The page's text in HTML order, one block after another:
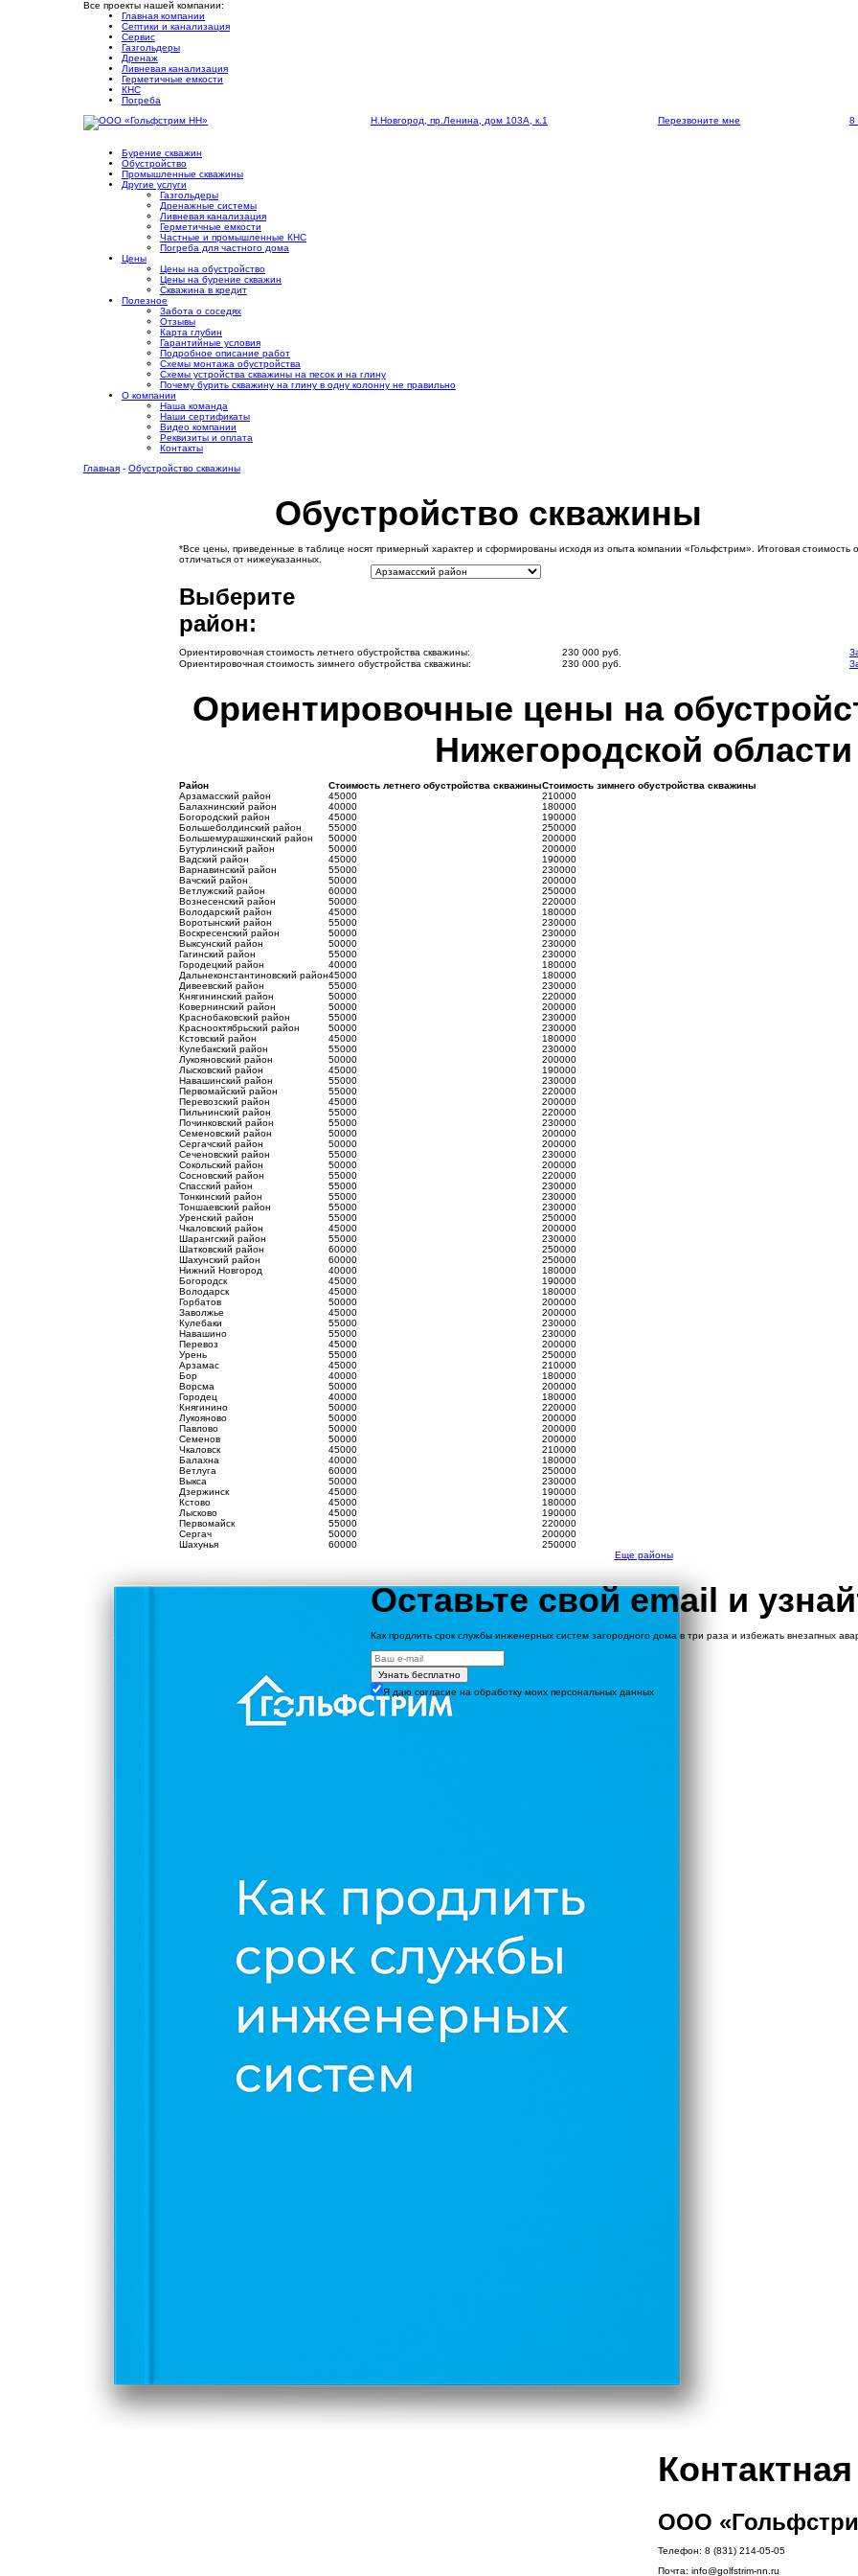
Все проекты нашей компании:
Главная компании
Септики и канализация
Сервис
Газгольдеры
Дренаж
Ливневая канализация
Герметичные емкости
КНС
Погреба
Н.Новгород, пр.Ленина, дом 103А, к.1
Перезвоните мне 8
Бурение скважин
Обустройство
Промышленные скважины
Другие услуги
Газгольдеры
Дренажные системы
Ливневая канализация
Герметичные емкости
Частные и промышленные КНС
Погреба для частного дома
Цены
Цены на обустройство
Цены на бурение скважин
Скважина в кредит
Полезное
Забота о соседях
Отзывы
Карта глубин
Гарантийные условия
Подробное описание работ
Cхемы монтажа обустройства
Схемы устройства скважины на песок и на глину
Почему бурить скважину на глину в одну колонну не правильно
О компании
Наша команда
Наши сертификаты
Видео компании
Реквизиты и оплата
Контакты
Главная - Обустройство скважины
Обустройство скважины
*Все цены, приведенные в таблице носят примерный характер и сформированы исходя из опыта компании «Гольфстрим». Итоговая стоимость
отличаться от нижеуказанных.
Выберите
район:
Ориентировочная стоимость летнего обустройства скважины: 230 000 руб.
Ориентировочная стоимость зимнего обустройства скважины:
230 000 руб.
Ориентировочные цены на
Нижегородской области
Район Стоимость летнего обустройства скважиныСтоимость зимнего обустройства скважины
Арзамасский район
45000
210000
Балахнинский район
40000
180000
Богородский район
45000
190000
Большеболдинский район
55000
250000
Большемурашкинский район
50000
200000
Бутурлинский район
50000
200000
Вадский район
45000
190000
Варнавинский район
55000
230000
Вачский район
50000
200000
Ветлужский район
60000
250000
Вознесенский район
50000
220000
Володарский район
45000
180000
Воротынский район
55000
230000
Воскресенский район
50000
230000
Выксунский район
50000
230000
Гагинский район
55000
230000
Городецкий район
40000
180000
Дальнеконстантиновский район45000
180000
Дивеевский район
55000
230000
Княгининский район
50000
220000
Ковернинский район
50000
200000
Краснобаковский район
55000
230000
Краснооктябрьский район
50000
230000
Кстовский район
45000
180000
Кулебакский район
55000
230000
Лукояновский район
50000
200000
Лысковский район
45000
190000
Навашинский район
55000
230000
Первомайский район
55000
220000
Перевозский район
45000
200000
Пильнинский район
55000
220000
Починковский район
55000
230000
Семеновский район
50000
200000
Сергачский район
50000
200000
Сеченовский район
55000
230000
Сокольский район
50000
200000
Сосновский район
55000
220000
Спасский район
55000
230000
Тонкинский район
55000
230000
Тоншаевский район
55000
230000
Уренский район
55000
250000
Чкаловский район
45000
200000
Шарангский район
55000
230000
Шатковский район
60000
250000
Шахунский район
60000
250000
Нижний Новгород
40000
180000
Богородск
45000
190000
Володарск
45000
180000
Горбатов
50000
200000
Заволжье
45000
200000
Кулебаки
55000
230000
Навашино
55000
230000
Перевоз
45000
200000
Урень
55000
250000
Арзамас
45000
210000
Бор
40000
180000
Ворсма
50000
200000
Городец
40000
180000
Княгинино
50000
220000
Лукояново
50000
200000
Павлово
50000
200000
Семенов
50000
200000
Чкаловск
45000
210000
Балахна
40000
180000
Ветлуга
60000
250000
Выкса
50000
230000
Дзержинск
45000
190000
Кстово
45000
180000
Лысково
45000
190000
Первомайск
55000
220000
Сергач
50000
200000
Шахунья
60000
250000
Еще районы
Оставьте свой email и
Как продлить срок службы инженерных систем загородного дома в три раза и избежать внезапных
Узнать бесплатно
Я даю согласие на обработку моих персональных данных
ООО
Телефон: 8 (831) 214-05-05
Почта: info@golfstrim-nn.ru